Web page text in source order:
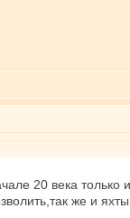
20 века
же и